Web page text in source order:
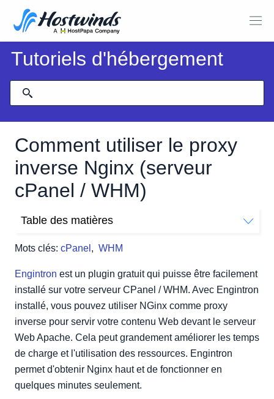
Tutoriels d'hébergement
Comment utiliser le proxy
inverse Nginx (serveur
cPanel / WHM)
Mots clés: cPanel , WHM
Table des matières
Étape 1:
Étape 2:
Étape 3:
Étape 4:
Engintron est un plugin gratuit qui puisse être facilement
installé sur votre serveur CPanel / WHM. Avec Engintron
installé, vous pouvez utiliser NGinx comme proxy
inverse pour servir votre contenu Web devant le serveur
Web Apache. Cela peut grandement améliorer les temps
de charge et l'utilisation des ressources. Engintron
permet d'obtenir Nginx haut et de fonctionner en
quelques minutes seulement.